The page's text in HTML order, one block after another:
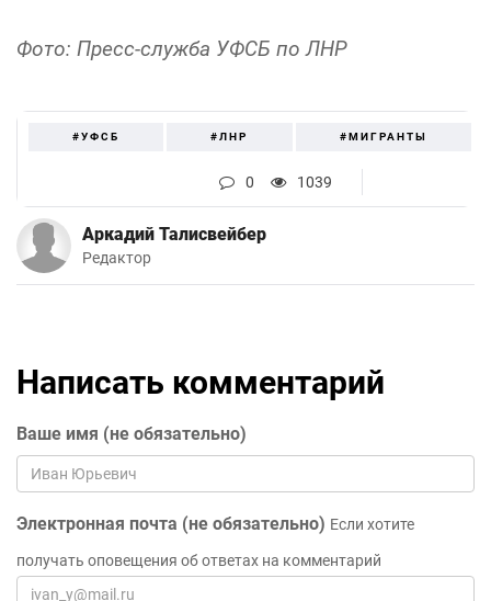
Фото: Пресс-служба УФСБ по ЛНР
#УФСБ #ЛНР #МИГРАНТЫ
0 1039
Аркадий Талисвейбер
Редактор
Написать комментарий
Ваше имя (не обязательно)
Электронная почта (не обязательно) Если хотите
получать оповещения об ответах на комментарий